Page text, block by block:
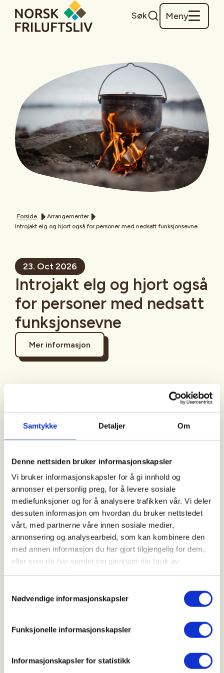
Samtykke Detaljer Om
Denne nettsiden bruker informasjonskapsler
Vi bruker informasjonskapsler for å gi innhold og
annonser et personlig preg, for å levere sosiale
mediefunksjoner og for å analysere trafikken vår. Vi deler
dessuten informasjon om hvordan du bruker nettstedet
vårt, med partnerne våre innen sosiale medier,
annonsering og analysearbeid, som kan kombinere den
med annen informasjon du har gjort tilgjengelig for dem,
eller som de har samlet inn gjennom din bruk av
Nødvendige informasjonskapsler
Funksjonelle informasjonskapsler
Informasjonskapsler for statistikk
Søk Meny
Forside
Arrangementer
Introjakt elg og hjort også for personer med nedsatt funksjonsevne
23. Oct 2026
Introjakt elg og hjort også
for personer med nedsatt
funksjonsevne
Mer informasjon
Drangedal
Tid
23. Oct 2026
Kl. 07.00 - 19.00
Arrangør
Drangedal JFF
Kontaktperson
bbo2@live.no
Jakten foregår med hund.